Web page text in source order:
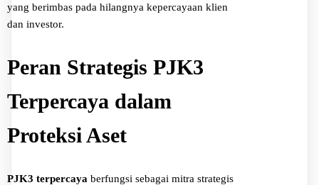
yang berimbas pada hilangnya kepercayaan klien
dan investor.
Peran Strategis PJK3
Terpercaya dalam
Proteksi Aset
PJK3 terpercaya berfungsi sebagai mitra strategis